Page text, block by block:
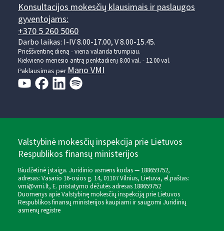
Konsultacijos mokesčių klausimais ir paslaugos
gyventojams:
+370 5 260 5060
Darbo laikas: I-IV 8.00-17.00, V 8.00-15.45.
Prieššventinę dieną - viena valanda trumpiau.
Kiekvieno mėnesio antrą penktadienį 8.00 val. - 12.00 val.
Paklausimas per Mano VMI
Valstybinė mokesčių inspekcija prie Lietuvos
Respublikos finansų ministerijos
Biudžetinė įstaiga. Juridinio asmens kodas — 188659752,
adresas: Vasario 16-osios g. 14, 01107 Vilnius, Lietuva, el.paštas:
vmi@vmi.lt, E. pristatymo dėžutės adresas 188659752
Duomenys apie Valstybinę mokesčių inspekciją prie Lietuvos
Respublikos finansų ministerijos kaupiami ir saugomi Juridinių
asmenų registre